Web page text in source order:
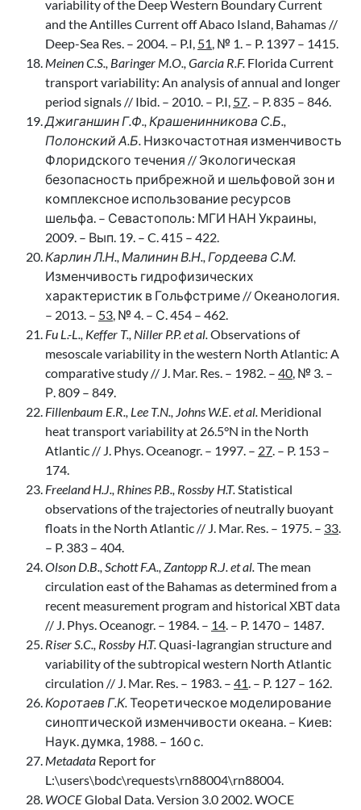
variability of the Deep Western Boundary Current
and the Antilles Current off Abaco Island, Bahamas //
Deep-Sea Res. – 2004. – P.I, 51, № 1. – P. 1397 – 1415.
Meinen C.S., Baringer M.O., Garcia R.F. Florida Current
transport variability: An analysis of annual and longer
period signals // Ibid. – 2010. – P.I, 57. – P. 835 – 846.
Джиганшин Г.Ф., Крашенинникова С.Б.,
Полонский А.Б. Низкочастотная изменчивость
Флоридского течения // Экологическая
безопасность прибрежной и шельфовой зон и
комплексное использование ресурсов
шельфа. – Севастополь: МГИ НАН Украины,
2009. – Вып. 19. – C. 415 – 422.
Карлин Л.Н., Малинин В.Н., Гордеева С.М.
Изменчивость гидрофизических
характеристик в Гольфстриме // Океанология.
– 2013. – 53, № 4. – С. 454 – 462.
Fu L.-L., Keffer T., Niller P.P. et al.Observations of
mesoscale variability in the western North Atlantic: A
comparative study // J. Mar. Res. – 1982. – 40, № 3. –
Р. 809 – 849.
Fillenbaum E.R., Lee T.N., Johns W.E. et al. Meridional
heat transport variability at 26.5°N in the North
Atlantic // J. Phys. Oceanogr. – 1997. – 27. – P. 153 –
174.
Freeland H.J., Rhines P.B., Rossby H.T.Statistical
observations of the trajectories of neutrally buoyant
floats in the North Atlantic // J. Mar. Res. – 1975. – 33.
– P. 383 – 404.
Olson D.B., Schott F.A., Zantopp R.J. et al.The mean
circulation east of the Bahamas as determined from a
recent measurement program and historical XBT data
// J. Phys. Oceanogr. – 1984. – 14. – P. 1470 – 1487.
Riser S.C., Rossby H.T.Quasi-lagrangian structure and
variability of the subtropical western North Atlantic
circulation // J. Mar. Res. – 1983. – 41. – P. 127 – 162.
Коротаев Г.К.Теоретическое моделирование
синоптической изменчивости океана. – Киев:
Наук. думка, 1988. – 160 с.
Metadata Report for
L:\users\bodc\requests\rn88004\rn88004.
WOCEGlobal Data. Version 3.0 2002. WOCE